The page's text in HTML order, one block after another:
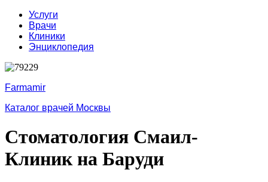
Услуги
Врачи
Клиники
Энциклопедия
Farmamir
Каталог врачей Москвы
Стоматология Смаил-
Клиник на Баруди